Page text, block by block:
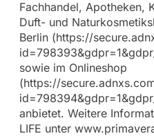
Fachhandel, Apotheken,
Duft- und
Berlin (https://
sowie im Onlineshop
(https://
anbietet. Weitere
LIFE unter